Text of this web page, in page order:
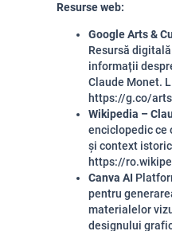
Resurse web:
Google Arts &
Resursă
informații
Claude Monet.
https://g.co/
Wikipedia –
enciclopedic ce
și context
https://
Canva AI
pentru
materialelor
designului